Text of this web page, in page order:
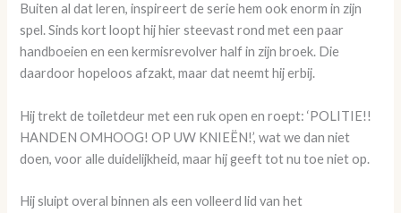
Buiten al dat leren, inspireert de serie hem ook enorm in zijn
spel. Sinds kort loopt hij hier steevast rond met een paar
handboeien en een kermisrevolver half in zijn broek. Die
daardoor hopeloos afzakt, maar dat neemt hij erbij.
Hij trekt de toiletdeur met een ruk open en roept: ‘POLITIE!!
HANDEN OMHOOG! OP UW KNIEËN!’, wat we dan niet
doen, voor alle duidelijkheid, maar hij geeft tot nu toe niet op.
Hij sluipt overal binnen als een volleerd lid van het